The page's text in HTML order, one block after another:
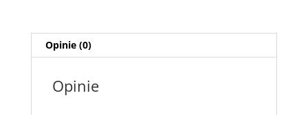
Opinie (0)
Opinie